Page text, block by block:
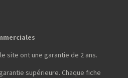
site ont une garantie de 2 ans.
supérieure. Chaque fiche